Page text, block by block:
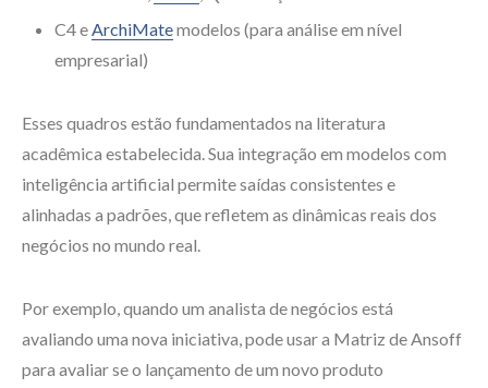
C4 eArchiMatemodelos (para análise em nível
empresarial)
Esses quadros estão fundamentados na literatura
acadêmica estabelecida. Sua integração em modelos com
inteligência artificial permite saídas consistentes e
alinhadas a padrões, que refletem as dinâmicas reais dos
negócios no mundo real.
Por exemplo, quando um analista de negócios está
avaliando uma nova iniciativa, pode usar a Matriz de Ansoff
para avaliar se o lançamento de um novo produto